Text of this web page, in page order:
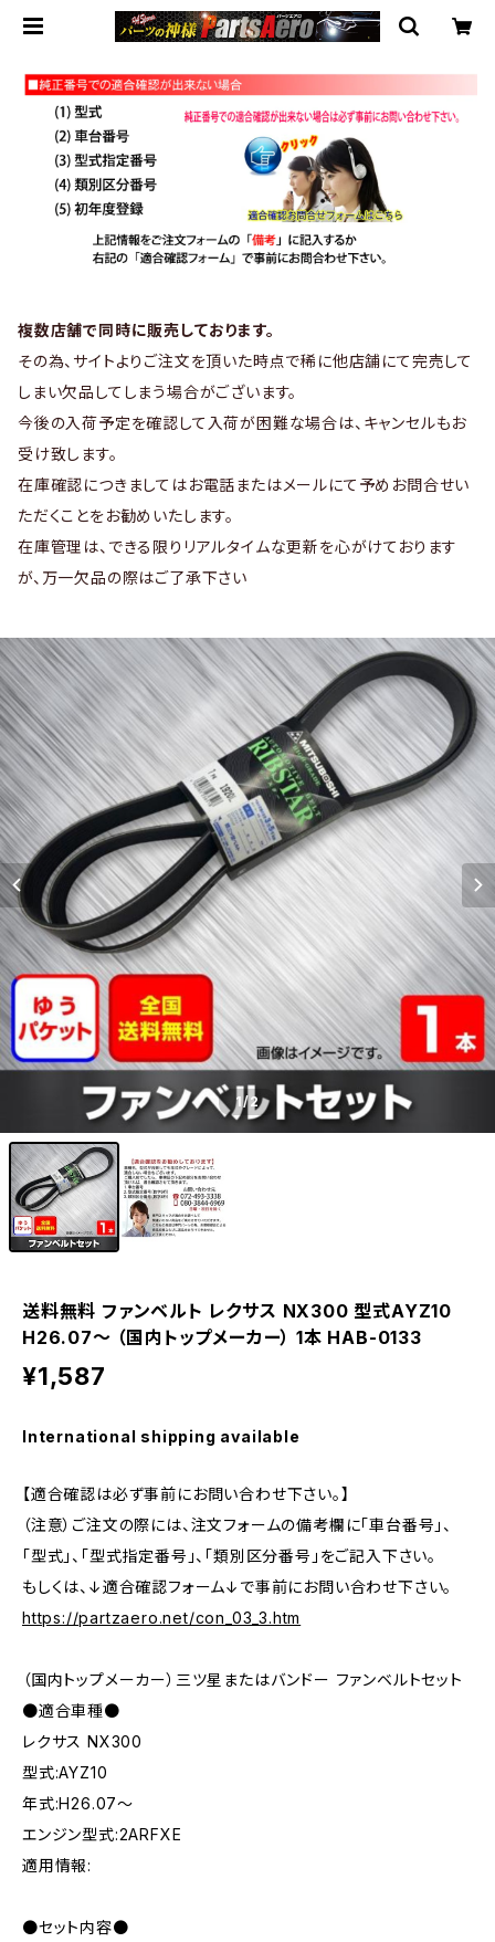
複数店舗で同時に販売しております。
その為、サイトよりご注文を頂いた時点で稀に他店舗にて完売して
しまい欠品してしまう場合がございます。
今後の入荷予定を確認して入荷が困難な場合は、キャンセルもお
受け致します。
在庫確認につきましてはお電話またはメールにて予めお問合せい
ただくことをお勧めいたします。
在庫管理は、できる限りリアルタイムな更新を心がけております
が、万一欠品の際はご了承下さい
1/2
送料無料 ファンベルト レクサス NX300 型式AYZ10
H26.07～ （国内トップメーカー） 1本 HAB-0133
¥1,587
International shipping available
【適合確認は必ず事前にお問い合わせ下さい。】
（注意）ご注文の際には、注文フォームの備考欄に「車台番号」、
「型式」、「型式指定番号」、「類別区分番号」をご記入下さい。
もしくは、↓適合確認フォーム↓で事前にお問い合わせ下さい。
https://partzaero.net/con_03_3.htm
（国内トップメーカー）三ツ星またはバンドー ファンベルトセット
●適合車種●
レクサス NX300
型式:AYZ10
年式:H26.07～
エンジン型式:2ARFXE
適用情報:
●セット内容●